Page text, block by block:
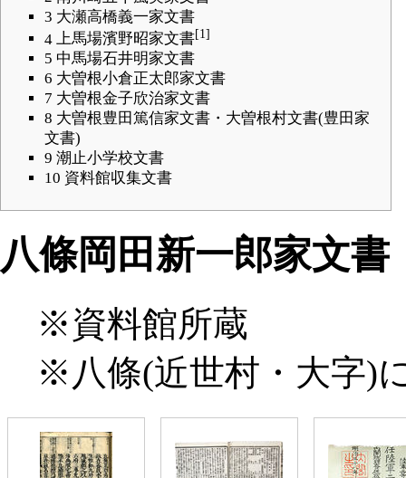
3 大瀬高橋義一家文書
4 上馬場濱野昭家文書[1]
5 中馬場石井明家文書
6 大曽根小倉正太郎家文書
7 大曽根金子欣治家文書
8 大曽根豊田篤信家文書・大曽根村文書(豊田家
文書)
9 潮止小学校文書
10 資料館収集文書
八條岡田新一郎家文書
※資料館所蔵
※八條(近世村・大字)